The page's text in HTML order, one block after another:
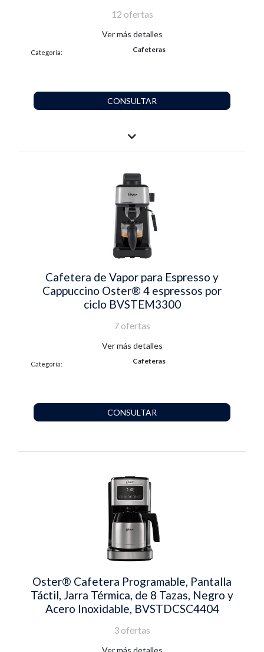
12 ofertas
Ver más detalles
Categoría: Cafeteras
CONSULTAR
Cafetera de Vapor para Espresso y
Cappuccino Oster® 4 espressos por
ciclo BVSTEM3300
7 ofertas
Ver más detalles
Categoría: Cafeteras
CONSULTAR
Oster® Cafetera Programable, Pantalla
Táctil, Jarra Térmica, de 8 Tazas, Negro y
Acero Inoxidable, BVSTDCSC4404
3 ofertas
Ver más detalles